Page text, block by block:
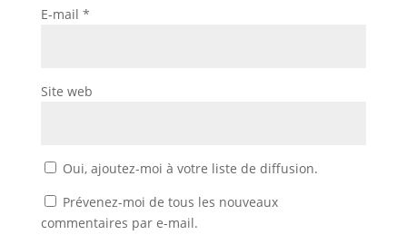
E-mail *
Site web
Oui, ajoutez-moi à votre liste de diffusion.
Prévenez-moi de tous les nouveaux
commentaires par e-mail.